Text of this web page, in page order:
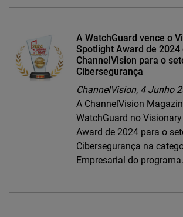
A WatchGuard vence o
Spotlight Award de 2024
ChannelVision para o
Cibersegurança
ChannelVision, 4 Junho
A ChannelVision
WatchGuard no
Award de 2024 para o
Cibersegurança na
Empresarial do programa.